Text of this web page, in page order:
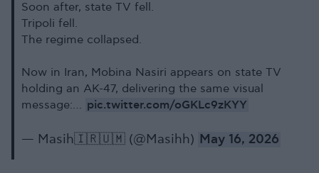
Soon after, state TV fell.
Tripoli fell.
The regime collapsed.
Now in Iran, Mobina Nasiri appears on state TV
holding an AK-47, delivering the same visual
message:… pic.twitter.com/oGKLc9zKYY
— Masih🇮🇷🇺🇲 (@Masihh) May 16, 2026